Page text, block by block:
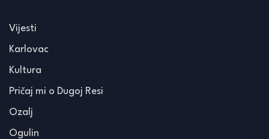
Vijesti
Karlovac
Kultura
Pričaj mi o Dugoj Resi
Ozalj
Ogulin